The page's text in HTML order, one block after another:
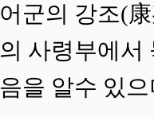
어군의 강조(
의 사령부에서
음을 알수 있